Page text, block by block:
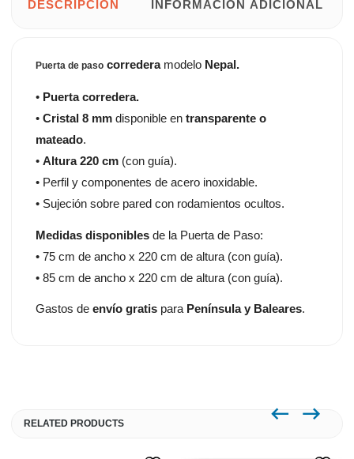
DESCRIPCIÓN INFORMACIÓN ADICIONAL
Puerta de paso correderamodelo Nepal.
• Puerta corredera.
•Cristal 8 mm disponible entransparente o
mateado.
•Altura 220 cm (con guía).
• Perfil y componentes de acero inoxidable.
• Sujeción sobre pared con rodamientos ocultos.
Medidas disponibles de la Puerta de Paso:
• 75 cm de ancho x 220 cm de altura (con guía).
• 85 cm de ancho x 220 cm de altura (con guía).
Gastos deenvío gratis para Península y Baleares.
RELATED PRODUCTS